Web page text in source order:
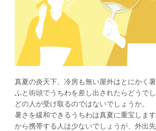
グループサイト
レスタス
名入れカレンダー製作所
封筒印刷製作所
名入れタオル製作所
印鑑・ゴム印製作所
お名前シール製作所
真夏の炎天下、冷房も無い屋外はとにかく暑
ふと街頭でうちわを差し出されたらどうで
どの人が受け取るのではないでしょうか。
暑さを緩和できるうちわは真夏に重宝しま
から携帯する人は少ないでしょうが、外出